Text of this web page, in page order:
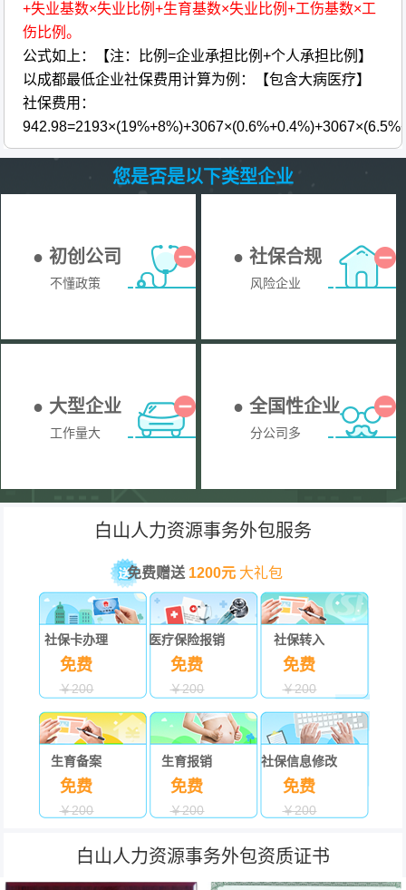
+失业基数×失业比例+生育基数×失业比例+工伤基数×工
伤比例。
公式如上：【注：比例=企业承担比例+个人承担比例】
以成都最低企业社保费用计算为例：【包含大病医疗】
社保费用：
您是否是以下类型企业
● 初创公司
不懂政策
● 社保合规
风险企业
● 大型企业
工作量大
● 全国性企业
分公司多
白山人力资源事务外包服务
免费赠送 1200元 大礼包
社保卡办理
免费
￥200
医疗保险报销
免费
￥200
社保转入
免费
￥200
生育备案
免费
￥200
生育报销
免费
￥200
社保信息修改
免费
￥200
白山人力资源事务外包资质证书